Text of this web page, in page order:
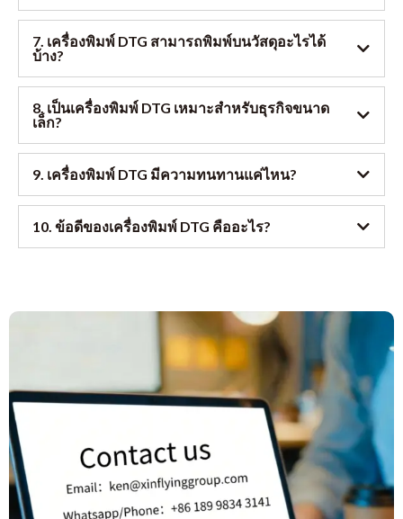
7. เครื่องพิมพ์ DTG สามารถพิมพ์บนวัสดุอะไรได้
บ้าง?
8. เป็นเครื่องพิมพ์ DTG เหมาะสำหรับธุรกิจขนาด
เล็ก?
9. เครื่องพิมพ์ DTG มีความทนทานแค่ไหน?
10. ข้อดีของเครื่องพิมพ์ DTG คืออะไร?